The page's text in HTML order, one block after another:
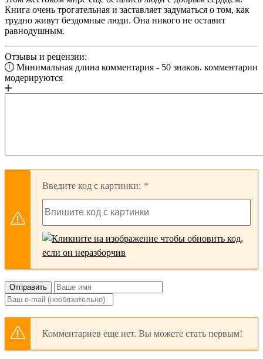
Книга очень трогательная и заставляет задуматься о том, как
трудно живут бездомные люди. Она никого не оставит
равнодушным.
Отзывы и рецензии:
Минимальная длина комментария - 50 знаков. комментарии
модерируются
Введите код с картинки:
Отправить
Комментариев еще нет. Вы можете стать первым!